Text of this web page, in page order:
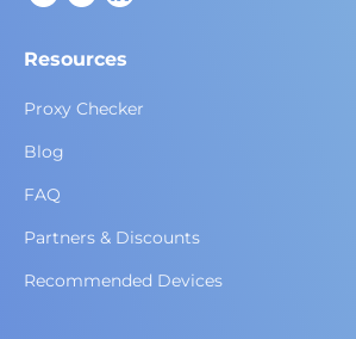
Resources
Proxy Checker
Blog
FAQ
Partners & Discounts
Recommended Devices